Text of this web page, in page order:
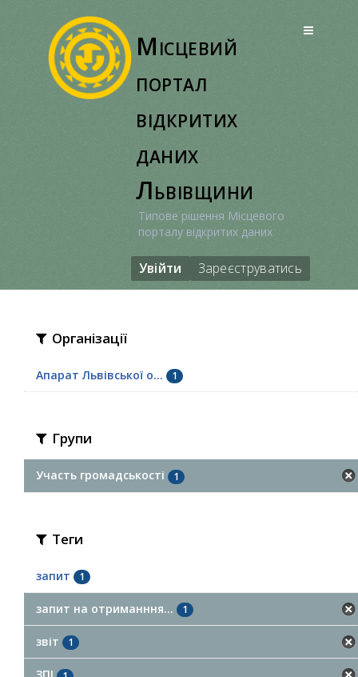
Місцевий
портал
відкритих
даних
Львівщини
Типове рішення Місцевого
порталу відкритих даних
Увійти Зареєструватись
Організації
Апарат Львівської о... 1
Групи
Участь громадськості 1
Теги
запит 1
запит на отриманння... 1
звіт 1